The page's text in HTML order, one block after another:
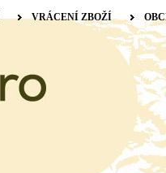
VRÁCENÍ ZBOŽÍ